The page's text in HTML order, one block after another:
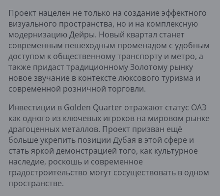
Проект нацелен не только на создание эффектного
визуального пространства, но и на комплексную
модернизацию Дейры. Новый квартал станет
современным пешеходным променадом с удобным
доступом к общественному транспорту и метро, а
также придаст традиционному Золотому рынку
новое звучание в контексте люксового туризма и
современной розничной торговли.
Инвестиции в Golden Quarter отражают статус ОАЭ
как одного из ключевых игроков на мировом рынке
драгоценных металлов. Проект призван ещё
больше укрепить позиции Дубая в этой сфере и
стать яркой демонстрацией того, как культурное
наследие, роскошь и современное
градостроительство могут сосуществовать в одном
пространстве.